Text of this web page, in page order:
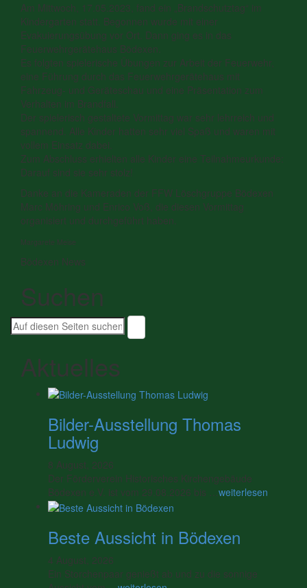
Am Mittwoch, 17.05.2023, fand ein „Brandschutztag“ im
Kindergarten statt. Begonnen wurde mit einer
Evakuierungsübung vor Ort. Dann ging es in das
Feuerwehrgerätehaus Bödexen.
Es folgten spielerische Übungen zur Arbeit der Feuerwehr,
eine Führung durch das Feuerwehrgerätehaus mit
Fahrzeug- und Geräteschau und eine Präsentation zum
Verhalten im Brandfall.
Der spielerisch gestaltete Vormittag war sehr lehrreich und
spannend. Alle Kinder hatten sehr viel Spaß und waren mit
vollem Einsatz dabei.
Zum Abschluss erhielten alle Kinder eine Teilnahmeurkunde:
Darauf sind sie sehr stolz!
Danke an die Kameraden der FFW Löschgruppe Bödexen
Marc Möhring und Enrico Voß, die diesen Vormittag
organisiert und durchgeführt haben.
Margarete Meise
Bödexen News
Suchen
Suche
nach:
Aktuelles
Bilder-Ausstellung Thomas
Ludwig
8 August, 2026
Der Förderverein Historisches Kirchengebäude
Bödexen e.V. ist vom 29.08.2026 bis …weiterlesen
Beste Aussicht in Bödexen
4 August, 2026
Ein Storchenpaar genießt ab und zu die sonnige